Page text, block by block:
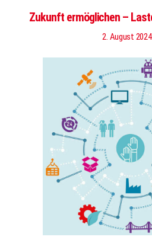
Zukunft ermöglichen –
2. August 2024